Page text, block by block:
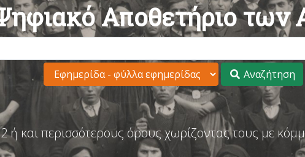
Αποθετήριο των
Αναζήτηση
ή και περισσότερους όρους χωρίζοντας τους με